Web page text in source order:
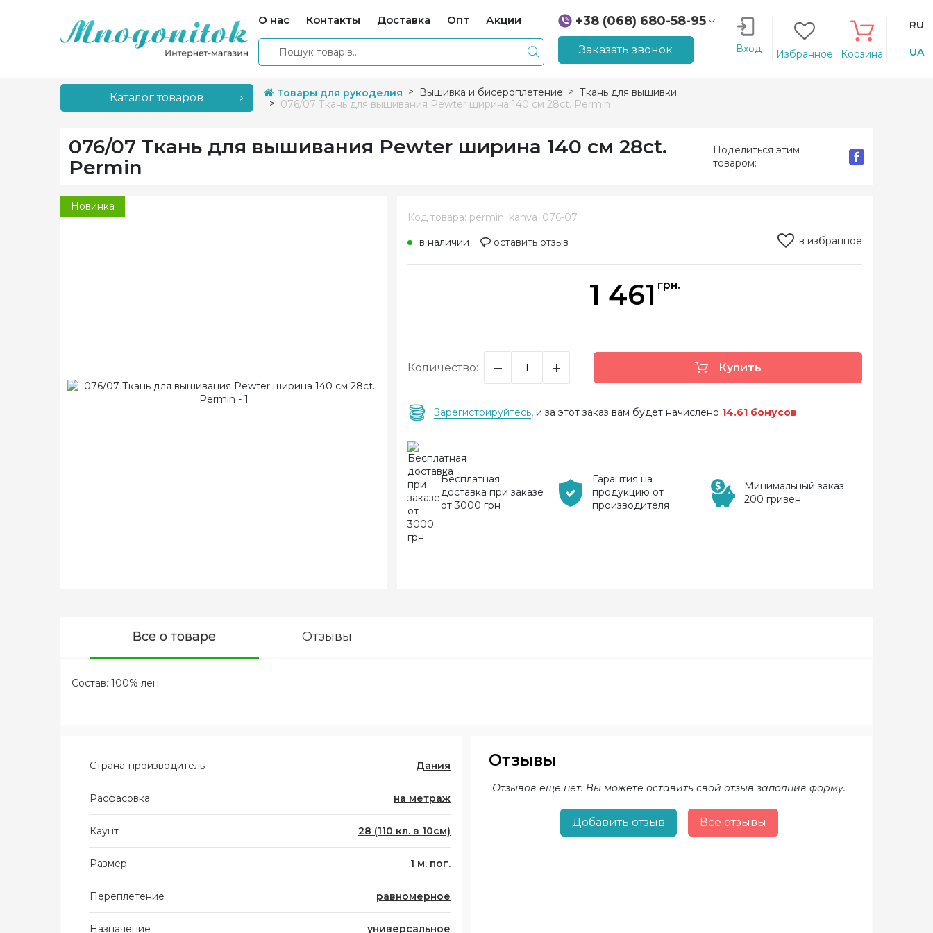
О нас Контакты Доставка Опт Акции
+38 (068) 680-58-95
+38 (066) 207-14-90
Заказать звонок Вход Избранное Корзина
RU
UA
Каталог товаров Товары для рукоделия Вышивка и бисероплетение
Ткань для вышивки
076/07 Ткань для вышивания Pewter ширина 140 см 28ct. Permin
076/07 Ткань для вышивания Pewter ширина 140 см 28ct.
Permin
Поделиться этим
товаром:
Новинка
Код товара: permin_kanva_076-07
в наличии
оставить отзыв в избранное
1 461 грн.
Количество: Купить
Зарегистрируйтесь, и за этот заказ вам будет начислено 14.61 бонусов
Бесплатная
доставка при заказе
от 3000 грн
Гарантия на
продукцию от
производителя
Минимальный заказ
200 гривен
Все о товаре Отзывы
Состав: 100% лен
Страна-производитель Дания
Расфасовка на метраж
Каунт 28 (110 кл. в 10см)
Размер 1 м. пог.
Переплетение равномерное
Назначение универсальное
Отзывы
Отзывов еще нет. Вы можете оставить свой отзыв заполнив форму.
Добавить отзыв Все отзывы